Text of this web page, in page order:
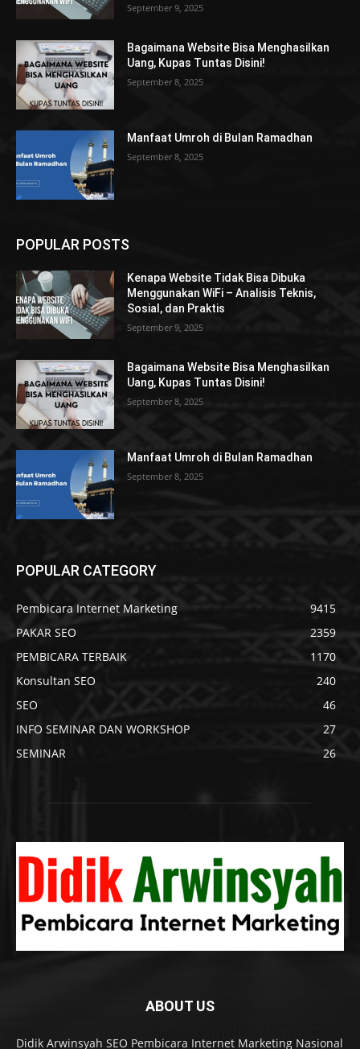
September 9, 2025
Bagaimana Website Bisa Menghasilkan
Uang, Kupas Tuntas Disini!
September 8, 2025
Manfaat Umroh di Bulan Ramadhan
September 8, 2025
POPULAR POSTS
Kenapa Website Tidak Bisa Dibuka
Menggunakan WiFi – Analisis Teknis,
Sosial, dan Praktis
September 9, 2025
Bagaimana Website Bisa Menghasilkan
Uang, Kupas Tuntas Disini!
September 8, 2025
Manfaat Umroh di Bulan Ramadhan
September 8, 2025
POPULAR CATEGORY
Pembicara Internet Marketing
9415
PAKAR SEO
2359
PEMBICARA TERBAIK
1170
Konsultan SEO
240
SEO
46
INFO SEMINAR DAN WORKSHOP
27
SEMINAR
26
ABOUT US
Didik Arwinsyah SEO Pembicara Internet Marketing Nasional